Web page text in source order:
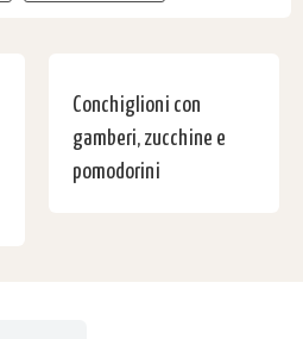
Conchiglioni con
gamberi, zucchine e
pomodorini